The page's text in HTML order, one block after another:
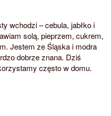
wchodzi – cebula, jabłko i
solą, pieprzem, cukrem,
Jestem ze Śląska i modra
dobrze znana. Dziś
często w domu.